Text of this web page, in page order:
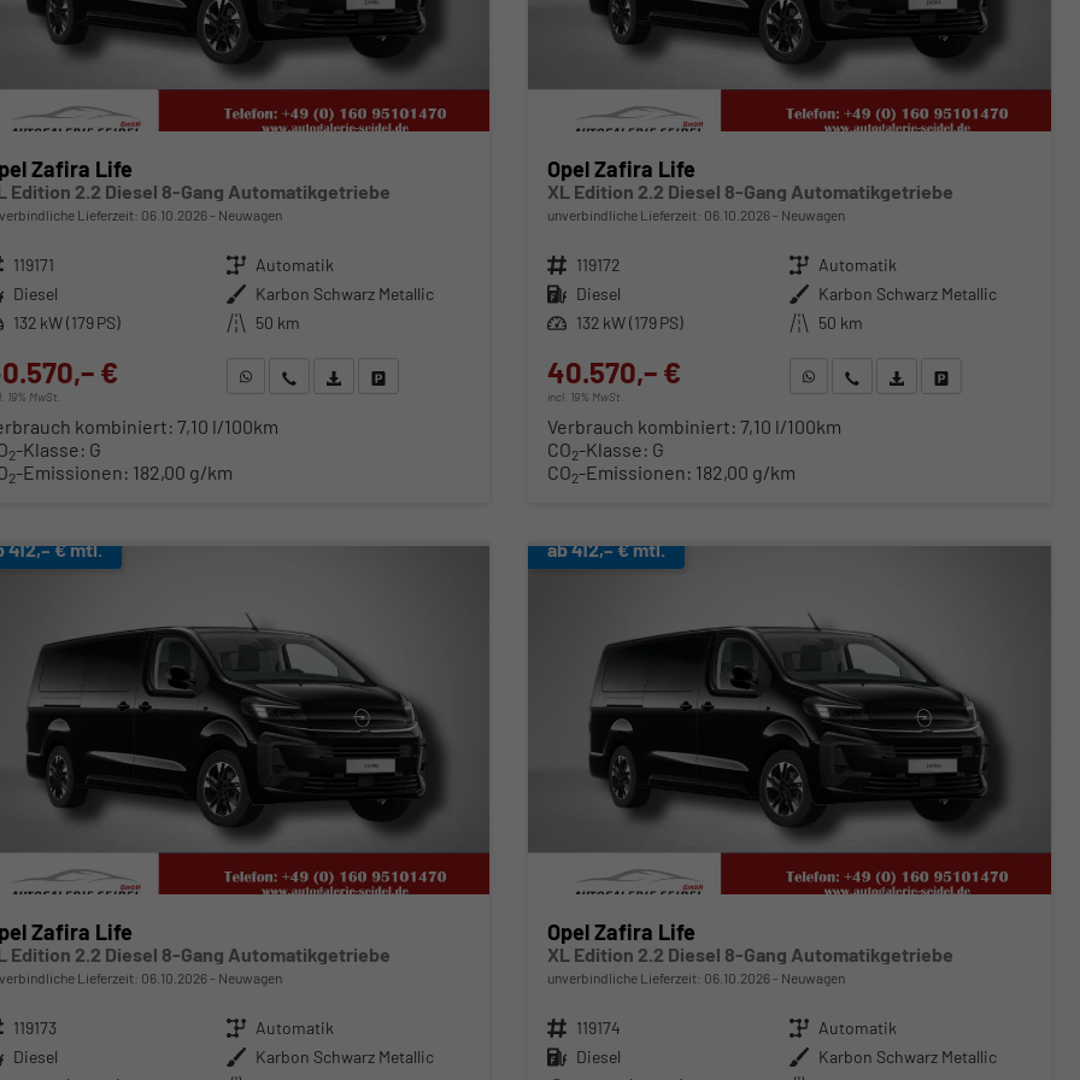
Zafira Life
Edition 2.2 Diesel 8-Gang Automatikgetriebe
Lieferzeit: 06.10.2026 Neuwagen
119171 Getriebe Automatik
Diesel Außenfarbe Karbon Schwarz Metallic
132 kW (179 PS) Kilometerstand 50 km
€
19% MwSt.
WhatsApp anfragen
Wir rufen Sie anFahrzeugexposé (PDF)
kombiniert:7,10 l/100km
2-Klasse: G
2-Emissionen: 182,00 g/km
Opel Zafira Life
XL Edition 2.2 Diesel 8-Gang Automatikgetriebe
unverbindliche Lieferzeit: 06.10.2026 Neuwagen
Fahrzeugnr. 119172 Getriebe Automatik
Kraftstoff Diesel Außenfarbe Karbon Schwarz Metallic
Leistung 132 kW (179 PS) Kilometerstand 50 km
40.570,– €
incl. 19% MwSt.
WhatsApp anfragen
Wir rufen Sie anFahrzeugexposé (PDF)
Fahrzeug parken
Verbrauch kombiniert: 7,10 l/100km
CO2-Klasse: G
CO2-Emissionen: 182,00 g/km
412,– € mtl.
Zafira Life
Edition 2.2 Diesel 8-Gang Automatikgetriebe
Lieferzeit: 06.10.2026 Neuwagen
119173 Getriebe Automatik
Diesel Außenfarbe Karbon Schwarz Metallic
ab 412,– € mtl.
Opel Zafira Life
XL Edition 2.2 Diesel 8-Gang Automatikgetriebe
unverbindliche Lieferzeit: 06.10.2026 Neuwagen
Fahrzeugnr. 119174 Getriebe Automatik
Kraftstoff Diesel Außenfarbe Karbon Schwarz Metallic